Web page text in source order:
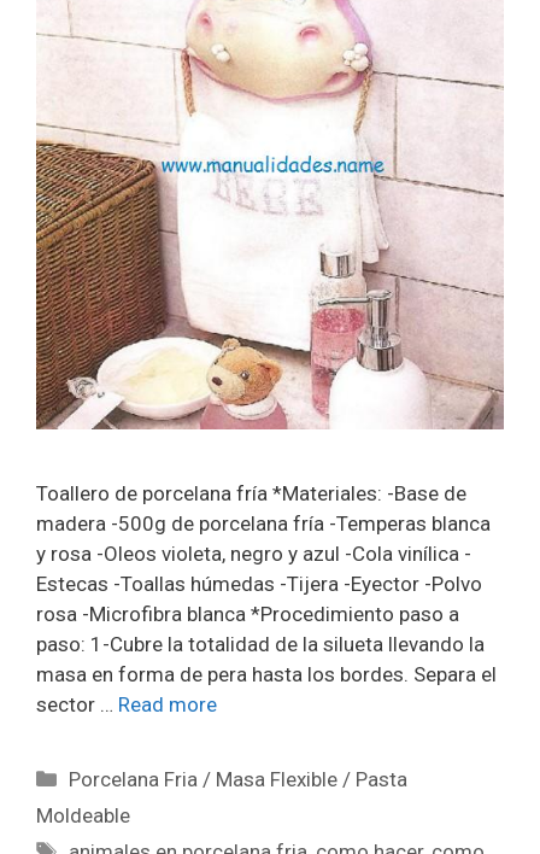
Toallero de porcelana fría *Materiales: -Base de
madera -500g de porcelana fría -Temperas blanca
y rosa -Oleos violeta, negro y azul -Cola vinílica -
Estecas -Toallas húmedas -Tijera -Eyector -Polvo
rosa -Microfibra blanca *Procedimiento paso a
paso: 1-Cubre la totalidad de la silueta llevando la
masa en forma de pera hasta los bordes. Separa el
sector … Read more
Porcelana Fria / Masa Flexible / Pasta
Moldeable